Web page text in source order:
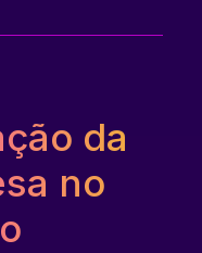
da
no